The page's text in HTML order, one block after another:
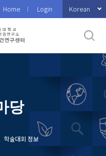
Home Login Korean
당
학술대회 정보